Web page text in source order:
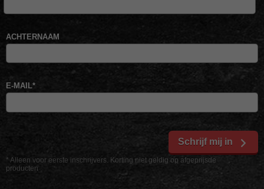
* Alleen voor eerste inschrijvers. Korting niet geldig op afgeprijsde
producten
ACHTERNAAM
E-MAIL*
Schrijf mij in